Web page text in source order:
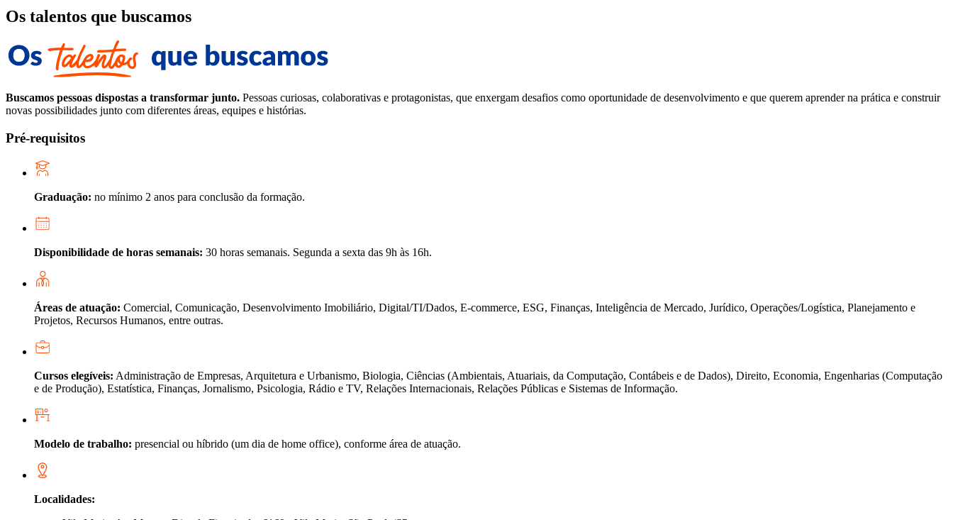
Os talentos que buscamos
Buscamos pessoas dispostas a transformar junto. Pessoas curiosas, colaborativas e protagonistas, que enxergam desafios como oportunidade de desenvolvimento e que querem aprender na prática e construir
novas possibilidades junto com diferentes áreas, equipes e histórias.
Pré-requisitos
Graduação: no mínimo 2 anos para conclusão da formação.
Disponibilidade de horas semanais: 30 horas semanais. Segunda a sexta das 9h às 16h.
Áreas de atuação: Comercial, Comunicação, Desenvolvimento Imobiliário, Digital/TI/Dados, E-commerce, ESG, Finanças, Inteligência de Mercado, Jurídico, Operações/Logística, Planejamento e
Projetos, Recursos Humanos, entre outras.
Cursos elegíveis: Administração de Empresas, Arquitetura e Urbanismo, Biologia, Ciências (Ambientais, Atuariais, da Computação, Contábeis e de Dados), Direito, Economia, Engenharias (Computação
e de Produção), Estatística, Finanças, Jornalismo, Psicologia, Rádio e TV, Relações Internacionais, Relações Públicas e Sistemas de Informação.
Modelo de trabalho: presencial ou híbrido (um dia de home office), conforme área de atuação.
Localidades: